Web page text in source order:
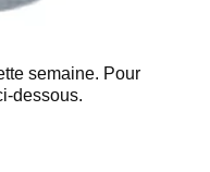
semaine. Pour
dessous.